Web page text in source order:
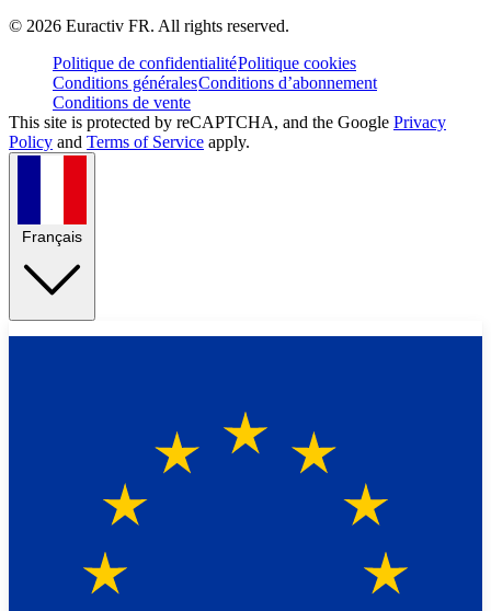
© 2026 Euractiv FR. All rights reserved.
Politique de confidentialitéPolitique cookies
Conditions généralesConditions d’abonnement
Conditions de vente
This site is protected by reCAPTCHA, and the Google Privacy
Policy and Terms of Service apply.
Français